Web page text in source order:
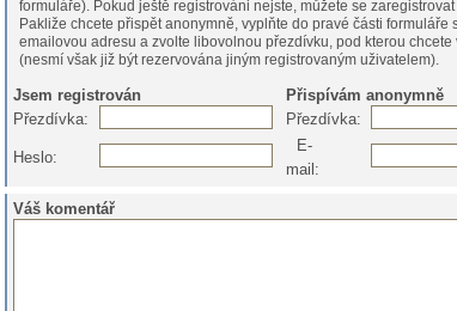
formuláře). Pokud ještě registrováni nejste, můžete se
Pakliže chcete přispět anonymně, vyplňte do pravé části formuláře
emailovou adresu a zvolte libovolnou přezdívku, pod kterou chcete
(nesmí však již být rezervována jiným registrovaným uživatelem).
Jsem registrován
Přispívám anonymně
Přezdívka:
Přezdívka:
Heslo:
E-
mail:
Váš komentář